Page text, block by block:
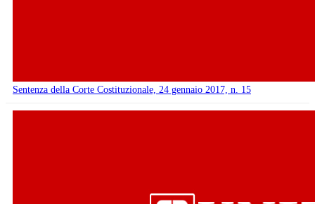
Sentenza della Corte Costituzionale, 24 gennaio 2017, n. 15